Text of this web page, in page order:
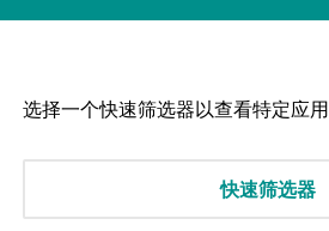
选择一个快速筛选器以查看特定应用
快速筛选器